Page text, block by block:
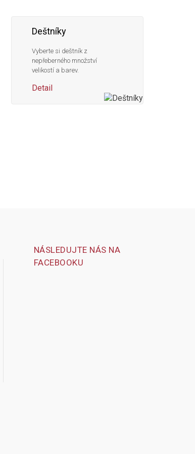
Deštníky
Vyberte si deštník z
nepřeberného množství
velikostí a barev.
Detail
NÁSLEDUJTE NÁS NA
FACEBOOKU